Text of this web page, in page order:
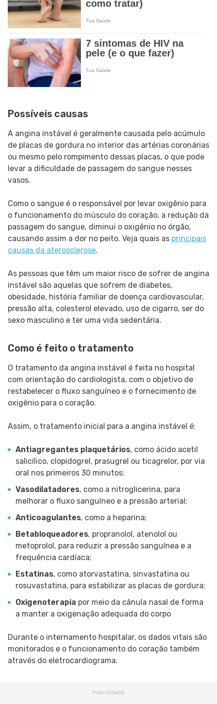
Possíveis causas
A angina instável é geralmente causada pelo acúmulo
de placas de gordura no interior das artérias coronárias
ou mesmo pelo rompimento dessas placas, o que pode
levar a dificuldade de passagem do sangue nesses
vasos.
Como o sangue é o responsável por levar oxigênio para
o funcionamento do músculo do coração, a redução da
passagem do sangue, diminui o oxigênio no órgão,
causando assim a dor no peito. Veja quais as principais
causas da aterosclerose.
As pessoas que têm um maior risco de sofrer de angina
instável são aquelas que sofrem de diabetes,
obesidade, história familiar de doença cardiovascular,
pressão alta, colesterol elevado, uso de cigarro, ser do
sexo masculino e ter uma vida sedentária.
Como é feito o tratamento
O tratamento da angina instável é feita no hospital
com orientação do cardiologista, com o objetivo de
restabelecer o fluxo sanguíneo e o fornecimento de
oxigênio para o coração.
Assim, o tratamento inicial para a angina instável é:
Antiagregantes plaquetários, como ácido acetil
salicílico, clopidogrel, prasugrel ou ticagrelor, por via
oral nos primeiros 30 minutos;
Vasodilatadores, como a nitroglicerina, para
melhorar o fluxo sanguíneo e a pressão arterial;
Anticoagulantes, como a heparina;
Betabloqueadores, propranolol, atenolol ou
metoprolol, para reduzir a pressão sanguínea e a
frequência cardíaca;
Estatinas, como atorvastatina, sinvastatina ou
rosuvastatina, para estabilizar as placas de gordura;
Oxigenoterapia por meio da cânula nasal de forma
a manter a oxigenação adequada do corpo
Durante o internamento hospitalar, os dados vitais são
monitorados e o funcionamento do coração também
através do eletrocardiograma.